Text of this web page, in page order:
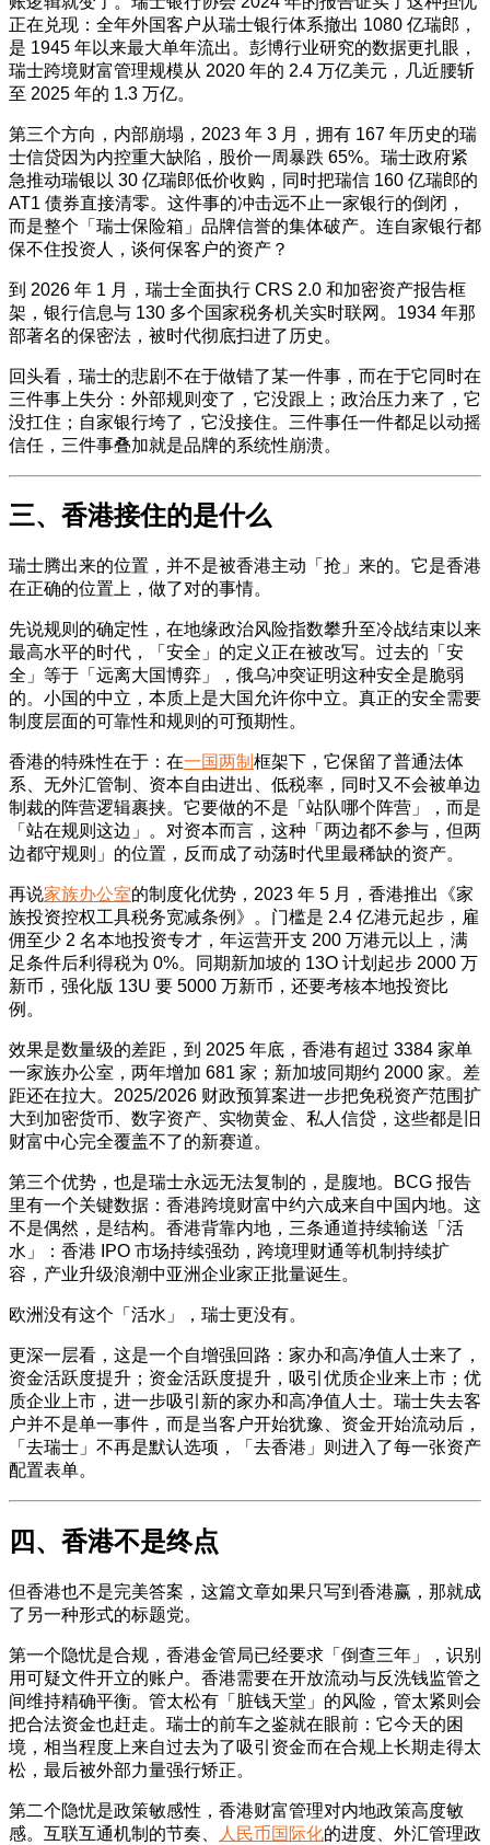
正在兑现：全年外国客户从瑞士银行体系撤出 1080 亿瑞郎，
是 1945 年以来最大单年流出。彭博行业研究的数据更扎眼，
瑞士跨境财富管理规模从 2020 年的 2.4 万亿美元，几近腰斩
至 2025 年的 1.3 万亿。
第三个方向，内部崩塌，2023 年 3 月，拥有 167 年历史的瑞
士信贷因为内控重大缺陷，股价一周暴跌 65%。瑞士政府紧
急推动瑞银以 30 亿瑞郎低价收购，同时把瑞信 160 亿瑞郎的
AT1 债券直接清零。这件事的冲击远不止一家银行的倒闭，
而是整个「瑞士保险箱」品牌信誉的集体破产。连自家银行都
保不住投资人，谈何保客户的资产？
到 2026 年 1 月，瑞士全面执行 CRS 2.0 和加密资产报告框
架，银行信息与 130 多个国家税务机关实时联网。1934 年那
部著名的保密法，被时代彻底扫进了历史。
回头看，瑞士的悲剧不在于做错了某一件事，而在于它同时在
三件事上失分：外部规则变了，它没跟上；政治压力来了，它
没扛住；自家银行垮了，它没接住。三件事任一件都足以动摇
信任，三件事叠加就是品牌的系统性崩溃。
三、香港接住的是什么
瑞士腾出来的位置，并不是被香港主动「抢」来的。它是香港
在正确的位置上，做了对的事情。
先说规则的确定性，在地缘政治风险指数攀升至冷战结束以来
最高水平的时代，「安全」的定义正在被改写。过去的「安
全」等于「远离大国博弈」，俄乌冲突证明这种安全是脆弱
的。小国的中立，本质上是大国允许你中立。真正的安全需要
制度层面的可靠性和规则的可预期性。
香港的特殊性在于：在一国两制 框架下，它保留了普通法体
系、无外汇管制、资本自由进出、低税率，同时又不会被单边
制裁的阵营逻辑裹挟。它要做的不是「站队哪个阵营」，而是
「站在规则这边」。对资本而言，这种「两边都不参与，但两
边都守规则」的位置，反而成了动荡时代里最稀缺的资产。
再说家族办公室的制度化优势，2023 年 5 月，香港推出《家
族投资控权工具税务宽减条例》。门槛是 2.4 亿港元起步，雇
佣至少 2 名本地投资专才，年运营开支 200 万港元以上，满
足条件后利得税为 0%。同期新加坡的 13O 计划起步 2000 万
新币，强化版 13U 要 5000 万新币，还要考核本地投资比
例。
效果是数量级的差距，到 2025 年底，香港有超过 3384 家单
一家族办公室，两年增加 681 家；新加坡同期约 2000 家。差
距还在拉大。2025/2026 财政预算案进一步把免税资产范围扩
大到加密货币、数字资产、实物黄金、私人信贷，这些都是旧
财富中心完全覆盖不了的新赛道。
第三个优势，也是瑞士永远无法复制的，是腹地。BCG 报告
里有一个关键数据：香港跨境财富中约六成来自中国内地。这
不是偶然，是结构。香港背靠内地，三条通道持续输送「活
水」：香港 IPO 市场持续强劲，跨境理财通等机制持续扩
容，产业升级浪潮中亚洲企业家正批量诞生。
欧洲没有这个「活水」，瑞士更没有。
更深一层看，这是一个自增强回路：家办和高净值人士来了，
资金活跃度提升；资金活跃度提升，吸引优质企业来上市；优
质企业上市，进一步吸引新的家办和高净值人士。瑞士失去客
户并不是单一事件，而是当客户开始犹豫、资金开始流动后，
「去瑞士」不再是默认选项，「去香港」则进入了每一张资产
配置表单。
四、香港不是终点
但香港也不是完美答案，这篇文章如果只写到香港赢，那就成
了另一种形式的标题党。
第一个隐忧是合规，香港金管局已经要求「倒查三年」，识别
用可疑文件开立的账户。香港需要在开放流动与反洗钱监管之
间维持精确平衡。管太松有「脏钱天堂」的风险，管太紧则会
把合法资金也赶走。瑞士的前车之鉴就在眼前：它今天的困
境，相当程度上来自过去为了吸引资金而在合规上长期走得太
松，最后被外部力量强行矫正。
第二个隐忧是政策敏感性，香港财富管理对内地政策高度敏
感。互联互通机制的节奏、
人民币国际化的进度、外汇管理政